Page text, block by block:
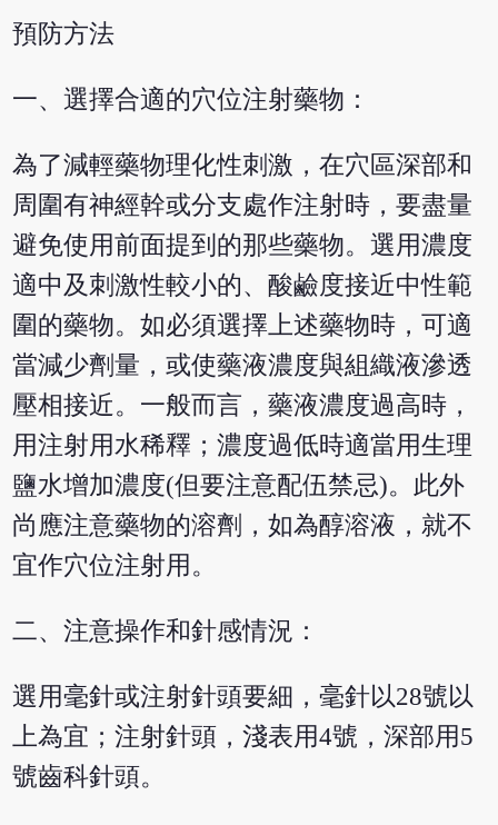
預防方法
一、選擇合適的穴位注射藥物：
為了減輕藥物理化性刺激，在穴區深部和
周圍有神經幹或分支處作注射時，要盡量
避免使用前面提到的那些藥物。選用濃度
適中及刺激性較小的、酸鹼度接近中性範
圍的藥物。如必須選擇上述藥物時，可適
當減少劑量，或使藥液濃度與組織液滲透
壓相接近。一般而言，藥液濃度過高時，
用注射用水稀釋；濃度過低時適當用生理
鹽水增加濃度(但要注意配伍禁忌)。此外
尚應注意藥物的溶劑，如為醇溶液，就不
宜作穴位注射用。
二、注意操作和針感情況：
選用毫針或注射針頭要細，毫針以28號以
上為宜；注射針頭，淺表用4號，深部用5
號齒科針頭。